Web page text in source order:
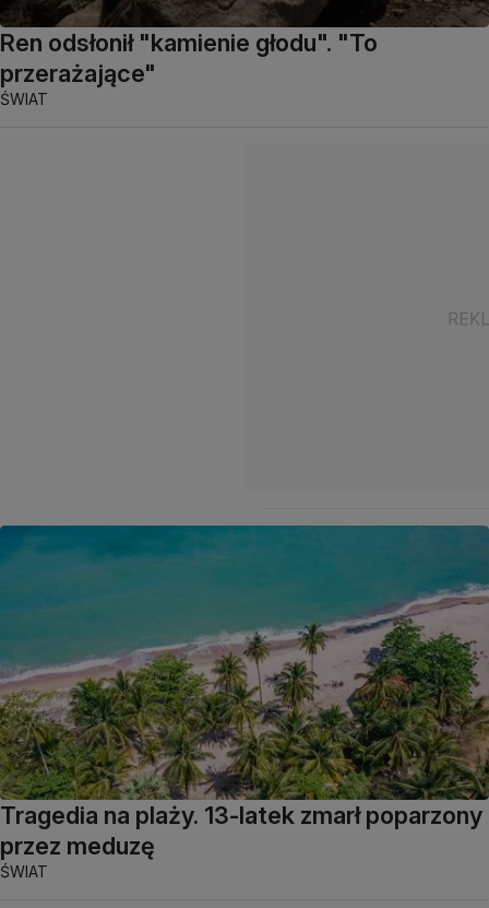
Ren odsłonił "kamienie głodu". "To
przerażające"
ŚWIAT
Tragedia na plaży. 13-latek zmarł poparzony
przez meduzę
ŚWIAT